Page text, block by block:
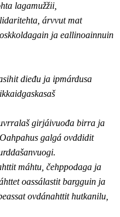
lagamužžii,
árvvut mat
ja eallinoainnuin
dieđu ja ipmárdusa
girjáivuođa birra ja
galgá ovddidit
máhtu, čehppodaga ja
oassálastit bargguin ja
ovdánahttit hutkanilu,